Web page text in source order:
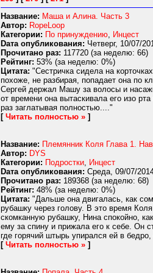
Название: Маша и Алина. Часть 3
Автор: RopeLoop
Категории: По принуждению, Инцест
Dата опубликования: Четверг, 10/07/
Прочитано раз: 117720 (за неделю: 66)
Рейтинг: 53% (за неделю: 0%)
Цитата: "Сестричка сидела на
похоже, не разбирая, попадает она по
Сергей держал Машу за волосы и
от времени она вытаскивала его изо
раз заглатывая полностью...."
[ Читать полностью » ]
Название: Племянник Коля Глава 1.
Автор: DYS
Категории: Подростки, Инцест
Dата опубликования: Среда, 09/07/
Прочитано раз: 189368 (за неделю: 68)
Рейтинг: 48% (за неделю: 0%)
Цитата: "Дальше она двигалась, как
рубашку через голову. В это время
скомканную рубашку, Нина спокойно,
ему за спину и прижала его к себе. Он
где горячий штырь упирался ей в
[ Читать полностью » ]